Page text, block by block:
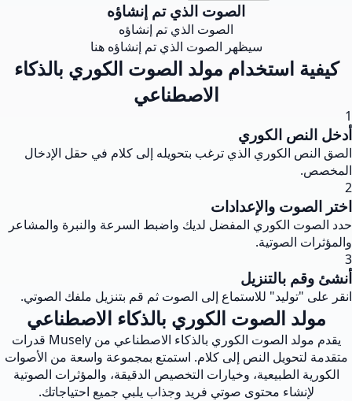
الصوت الذي تم إنشاؤه
الصوت الذي تم إنشاؤه
سيظهر الصوت الذي تم إنشاؤه هنا
كيفية استخدام مولد الصوت الكوري بالذكاء
الاصطناعي
1
أدخل النص الكوري
الصق النص الكوري الذي ترغب بتحويله إلى كلام في حقل الإدخال
المخصص.
2
اختر الصوت والإعدادات
حدد الصوت الكوري المفضل لديك واضبط السرعة والنبرة والمشاعر
والمؤثرات الصوتية.
3
أنشئ وقم بالتنزيل
انقر على "توليد" للاستماع إلى الصوت ثم قم بتنزيل ملفك الصوتي.
مولد الصوت الكوري بالذكاء الاصطناعي
يقدم مولد الصوت الكوري بالذكاء الاصطناعي من Musely قدرات
متقدمة لتحويل النص إلى كلام. استمتع بمجموعة واسعة من الأصوات
الكورية الطبيعية، وخيارات التخصيص الدقيقة، والمؤثرات الصوتية
لإنشاء محتوى صوتي فريد وجذاب يلبي جميع احتياجاتك.